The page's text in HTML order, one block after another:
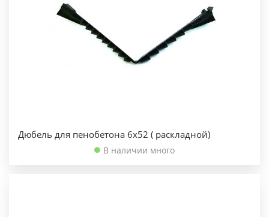
Дюбель для пенобетона 6х52 ( раскладной)
В наличии много